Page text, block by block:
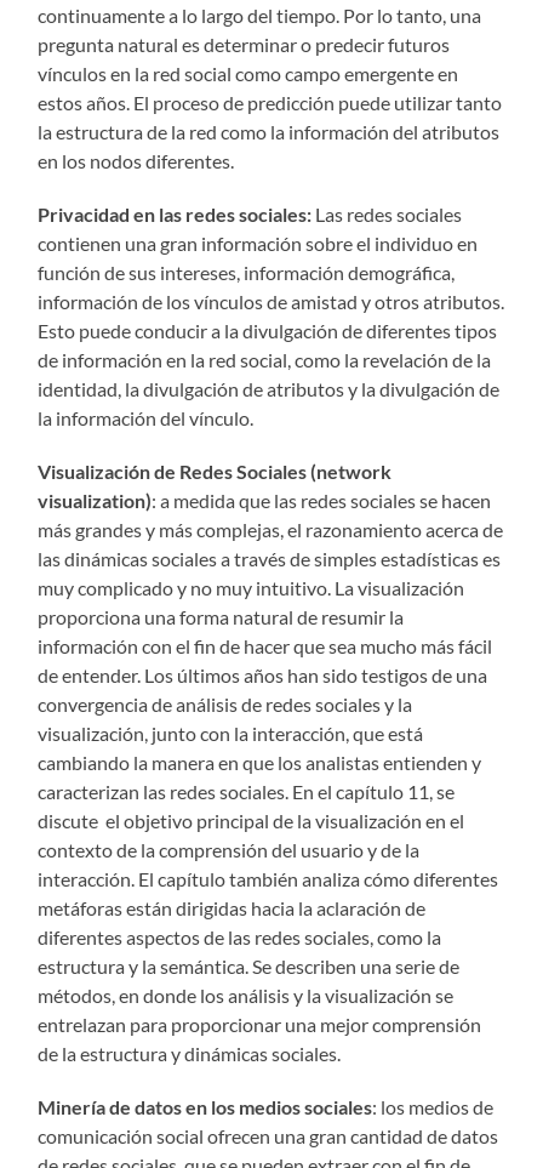
continuamente a lo largo del tiempo. Por lo tanto, una
pregunta natural es determinar o predecir futuros
vínculos en la red social como campo emergente en
estos años. El proceso de predicción puede utilizar tanto
la estructura de la red como la información del atributos
en los nodos diferentes.
Privacidad en las redes sociales: Las redes sociales
contienen una gran información sobre el individuo en
función de sus intereses, información demográfica,
información de los vínculos de amistad y otros atributos.
Esto puede conducir a la divulgación de diferentes tipos
de información en la red social, como la revelación de la
identidad, la divulgación de atributos y la divulgación de
la información del vínculo.
Visualización de Redes Sociales (network
visualization): a medida que las redes sociales se hacen
más grandes y más complejas, el razonamiento acerca de
las dinámicas sociales a través de simples estadísticas es
muy complicado y no muy intuitivo. La visualización
proporciona una forma natural de resumir la
información con el fin de hacer que sea mucho más fácil
de entender. Los últimos años han sido testigos de una
convergencia de análisis de redes sociales y la
visualización, junto con la interacción, que está
cambiando la manera en que los analistas entienden y
caracterizan las redes sociales. En el capítulo 11, se
discute el objetivo principal de la visualización en el
contexto de la comprensión del usuario y de la
interacción. El capítulo también analiza cómo diferentes
metáforas están dirigidas hacia la aclaración de
diferentes aspectos de las redes sociales, como la
estructura y la semántica. Se describen una serie de
métodos, en donde los análisis y la visualización se
entrelazan para proporcionar una mejor comprensión
de la estructura y dinámicas sociales.
Minería de datos en los medios sociales: los medios de
comunicación social ofrecen una gran cantidad de datos